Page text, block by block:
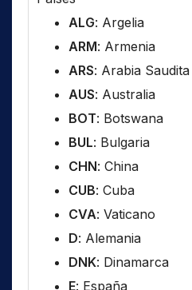
ALG: Argelia
ARM: Armenia
ARS: Arabia Saudita
AUS: Australia
BOT: Botswana
BUL: Bulgaria
CHN: China
CUB: Cuba
CVA: Vaticano
D: Alemania
DNK: Dinamarca
E: España